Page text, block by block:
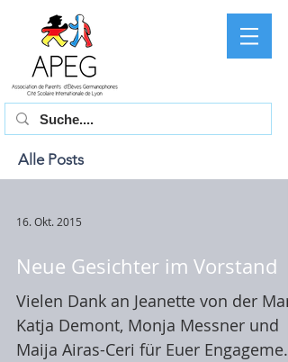
Alle Posts
16. Okt. 2015
Neue Gesichter im Vorstand
Vielen Dank an Jeanette von der
Katja Demont, Monja Messner und
Maija Airas-Ceri für Euer